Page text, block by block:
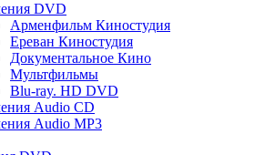
DVD
Арменфильм Киностудия
Ереван Киностудия
Документальное Кино
Мультфильмы
Blu-ray. HD DVD
Audio CD
Audio MP3